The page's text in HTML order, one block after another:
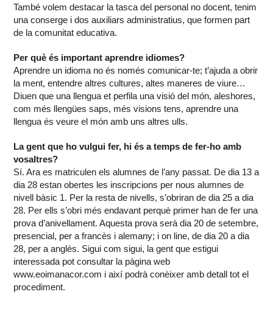
També volem destacar la tasca del personal no docent, tenim
una conserge i dos auxiliars administratius, que formen part
de la comunitat educativa.
Per què és important aprendre idiomes?
Aprendre un idioma no és només comunicar-te; t’ajuda a obrir
la ment, entendre altres cultures, altes maneres de viure…
Diuen que una llengua et perfila una visió del món, aleshores,
com més llengües saps, més visions tens, aprendre una
llengua és veure el món amb uns altres ulls.
La gent que ho vulgui fer, hi és a temps de fer-ho amb
vosaltres?
Sí. Ara es matriculen els alumnes de l’any passat. De dia 13 a
dia 28 estan obertes les inscripcions per nous alumnes de
nivell bàsic 1. Per la resta de nivells, s’obriran de dia 25 a dia
28. Per ells s’obri més endavant perquè primer han de fer una
prova d’anivellament. Aquesta prova serà dia 20 de setembre,
presencial, per a francès i alemany; i on line, de dia 20 a dia
28, per a anglès. Sigui com sigui, la gent que estigui
interessada pot consultar la pàgina web
www.eoimanacor.com i així podrà conèixer amb detall tot el
procediment.